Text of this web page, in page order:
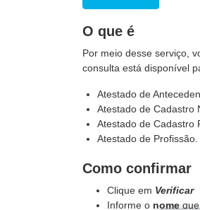
O que é
Por meio desse serviço,
consulta está disponível
Atestado de
Atestado de Cadastro
Atestado de Cadastro
Atestado de Profissão.
Como confirmar
Clique em Verificar
Informe o nome